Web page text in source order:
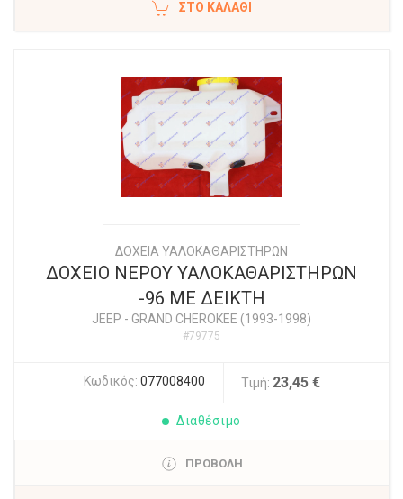
ΣΤΟ ΚΑΛΆΘΙ
ΔΟΧΕΙΑ ΥΑΛΟΚΑΘΑΡΙΣΤΗΡΩΝ
ΔΟΧΕΙΟ ΝΕΡΟΥ ΥΑΛΟΚΑΘΑΡΙΣΤΗΡΩΝ
-96 ΜΕ ΔΕΙΚΤΗ
JEEP - GRAND CHEROKEE (1993-1998)
#79775
Κωδικός: 077008400 Τιμή: 23,45 €
Διαθέσιμο
ΠΡΟΒΟΛΗ